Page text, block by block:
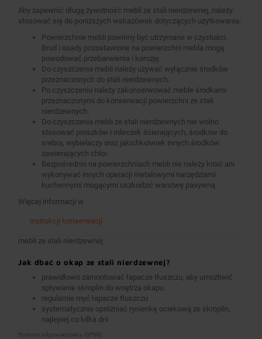
Aby zapewnić długą żywotność mebli ze stali nierdzewnej, należy
stosować się do poniższych wskazówek dotyczących użytkowania:
Powierzchnie mebli powinny być utrzymane w czystości.
Brud i osady pozostawione na powierzchni mebla mogą
powodować przebarwienia i korozję.
Do czyszczenia mebli należy używać wyłącznie środków
przeznaczonych do stali nierdzewnych.
Po czyszczeniu należy zakonserwować meble środkami
przeznaczonymi do konserwacji powierzchni ze stali
nierdzewnych.
Do czyszczenia mebli ze stali nierdzewnych nie wolno
stosować proszków i mleczek ścierających, środków do
srebra, wybielaczy oraz jakichkolwiek innych środków
zawierających chlor.
Bezpośrednio na powierzchniach mebli nie należy kroić ani
wykonywać innych operacji metalowymi narzędziami
kuchennymi mogącymi uszkodzić warstwę pasywną.
Więcej informacji w
instrukcji konserwacji
mebli ze stali nierdzewnej
Jak dbać o okap ze stali nierdzewnej?
prawidłowo zamontować łapacze tłuszczu, aby umożliwić
spływanie skroplin do wnętrza okapu
regularnie myć łapacze tłuszczu
systematycznie opróżniać rynienkę ociekową ze skroplin,
najlepiej co kilka dni
Podmiot odpowiedzialny (GPSR):